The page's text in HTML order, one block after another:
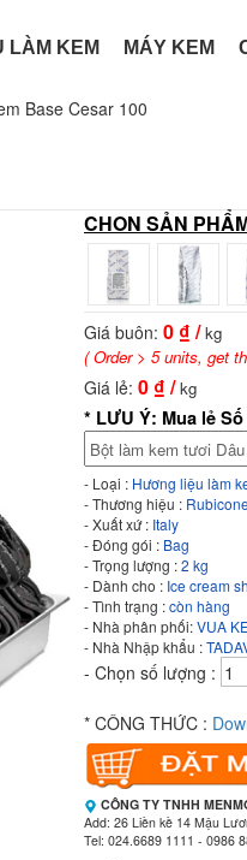
LÀM KEM MÁY KEM
Base Cesar 100
CHON SẢN
Giá buôn: 0 ₫ / kg
( Order > 5 units, get
Giá lẻ: 0 ₫ /kg
* LƯU Ý: Mua lẻ
- Loại : Hương liệu làm
- Thương hiệu :
- Xuất xứ : Italy
- Đóng gói : Bag
- Trọng lượng :2 kg
- Dành cho : Ice cream
- Tình trạng :còn hàng
- Nhà phân phối:VUA
- Nhà Nhập khẩu :
- Chọn số lượng :
* CÔNG THỨC :
CÔNG TY TNHH
Add: 26 Liền kề 14 Mậu
Tel: 024.6689 1111 - 0986